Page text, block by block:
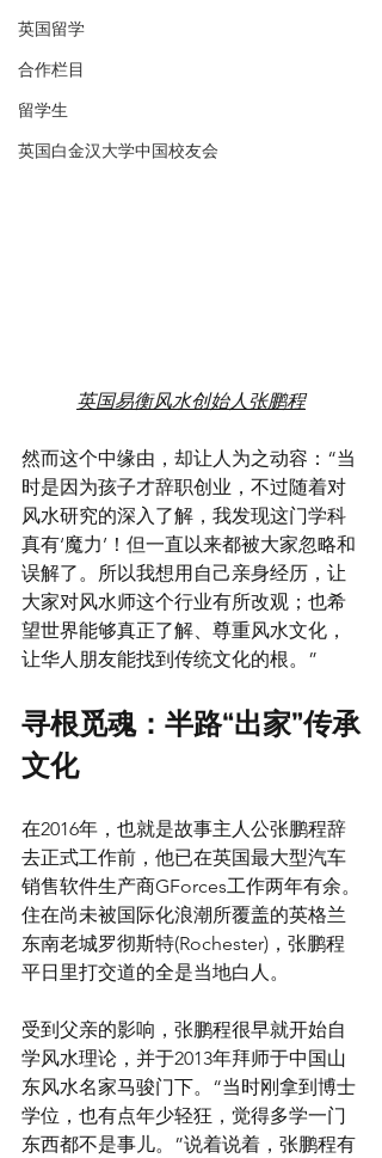
英国留学
合作栏目
留学生
英国白金汉大学中国校友会
英国易衡风水创始人张鹏程
然而这个中缘由，却让人为之动容：“当
时是因为孩子才辞职创业，不过随着对
风水研究的深入了解，我发现这门学科
真有‘魔力’！但一直以来都被大家忽略和
误解了。所以我想用自己亲身经历，让
大家对风水师这个行业有所改观；也希
望世界能够真正了解、尊重风水文化，
让华人朋友能找到传统文化的根。”
寻根觅魂：半路“出家”传承
文化
在2016年，也就是故事主人公张鹏程辞
去正式工作前，他已在英国最大型汽车
销售软件生产商GForces工作两年有余。
住在尚未被国际化浪潮所覆盖的英格兰
东南老城罗彻斯特(Rochester)，张鹏程
平日里打交道的全是当地白人。
受到父亲的影响，张鹏程很早就开始自
学风水理论，并于2013年拜师于中国山
东风水名家马骏门下。“当时刚拿到博士
学位，也有点年少轻狂，觉得多学一门
东西都不是事儿。”说着说着，张鹏程有